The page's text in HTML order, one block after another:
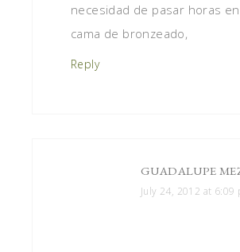
necesidad de pasar horas
cama de bronzeado,
Reply
GUADALUPE
July 24, 2012 at 6:09